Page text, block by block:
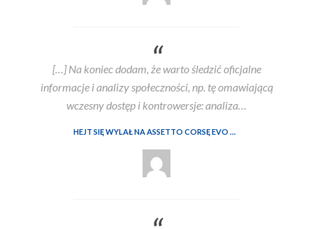
[…] Na koniec dodam, że warto śledzić oficjalne
informacje i analizy społeczności, np. tę omawiającą
wczesny dostęp i kontrowersje: analiza…
HEJT SIĘ WYLAŁ NA ASSETTO CORSĘ EVO WE WCZESNYM DOSTĘPIE. ALE CZY SŁUSZNIE?